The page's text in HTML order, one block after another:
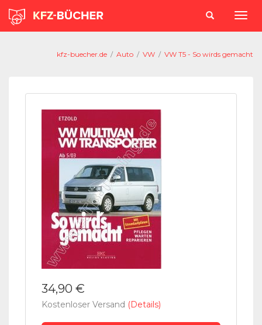
kfz-buecher.de / Auto / VW / VW T5 - So wirds gemacht
34,90 €
Kostenloser Versand (Details)